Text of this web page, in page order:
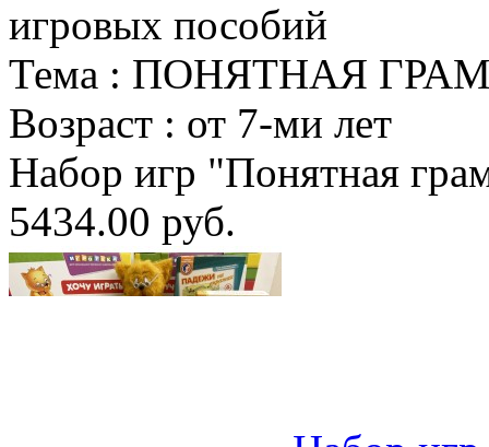
игровых пособий
Тема : ПОНЯТНАЯ
Возраст : от 7-ми лет
Набор игр "Понятная
5434.00 руб.